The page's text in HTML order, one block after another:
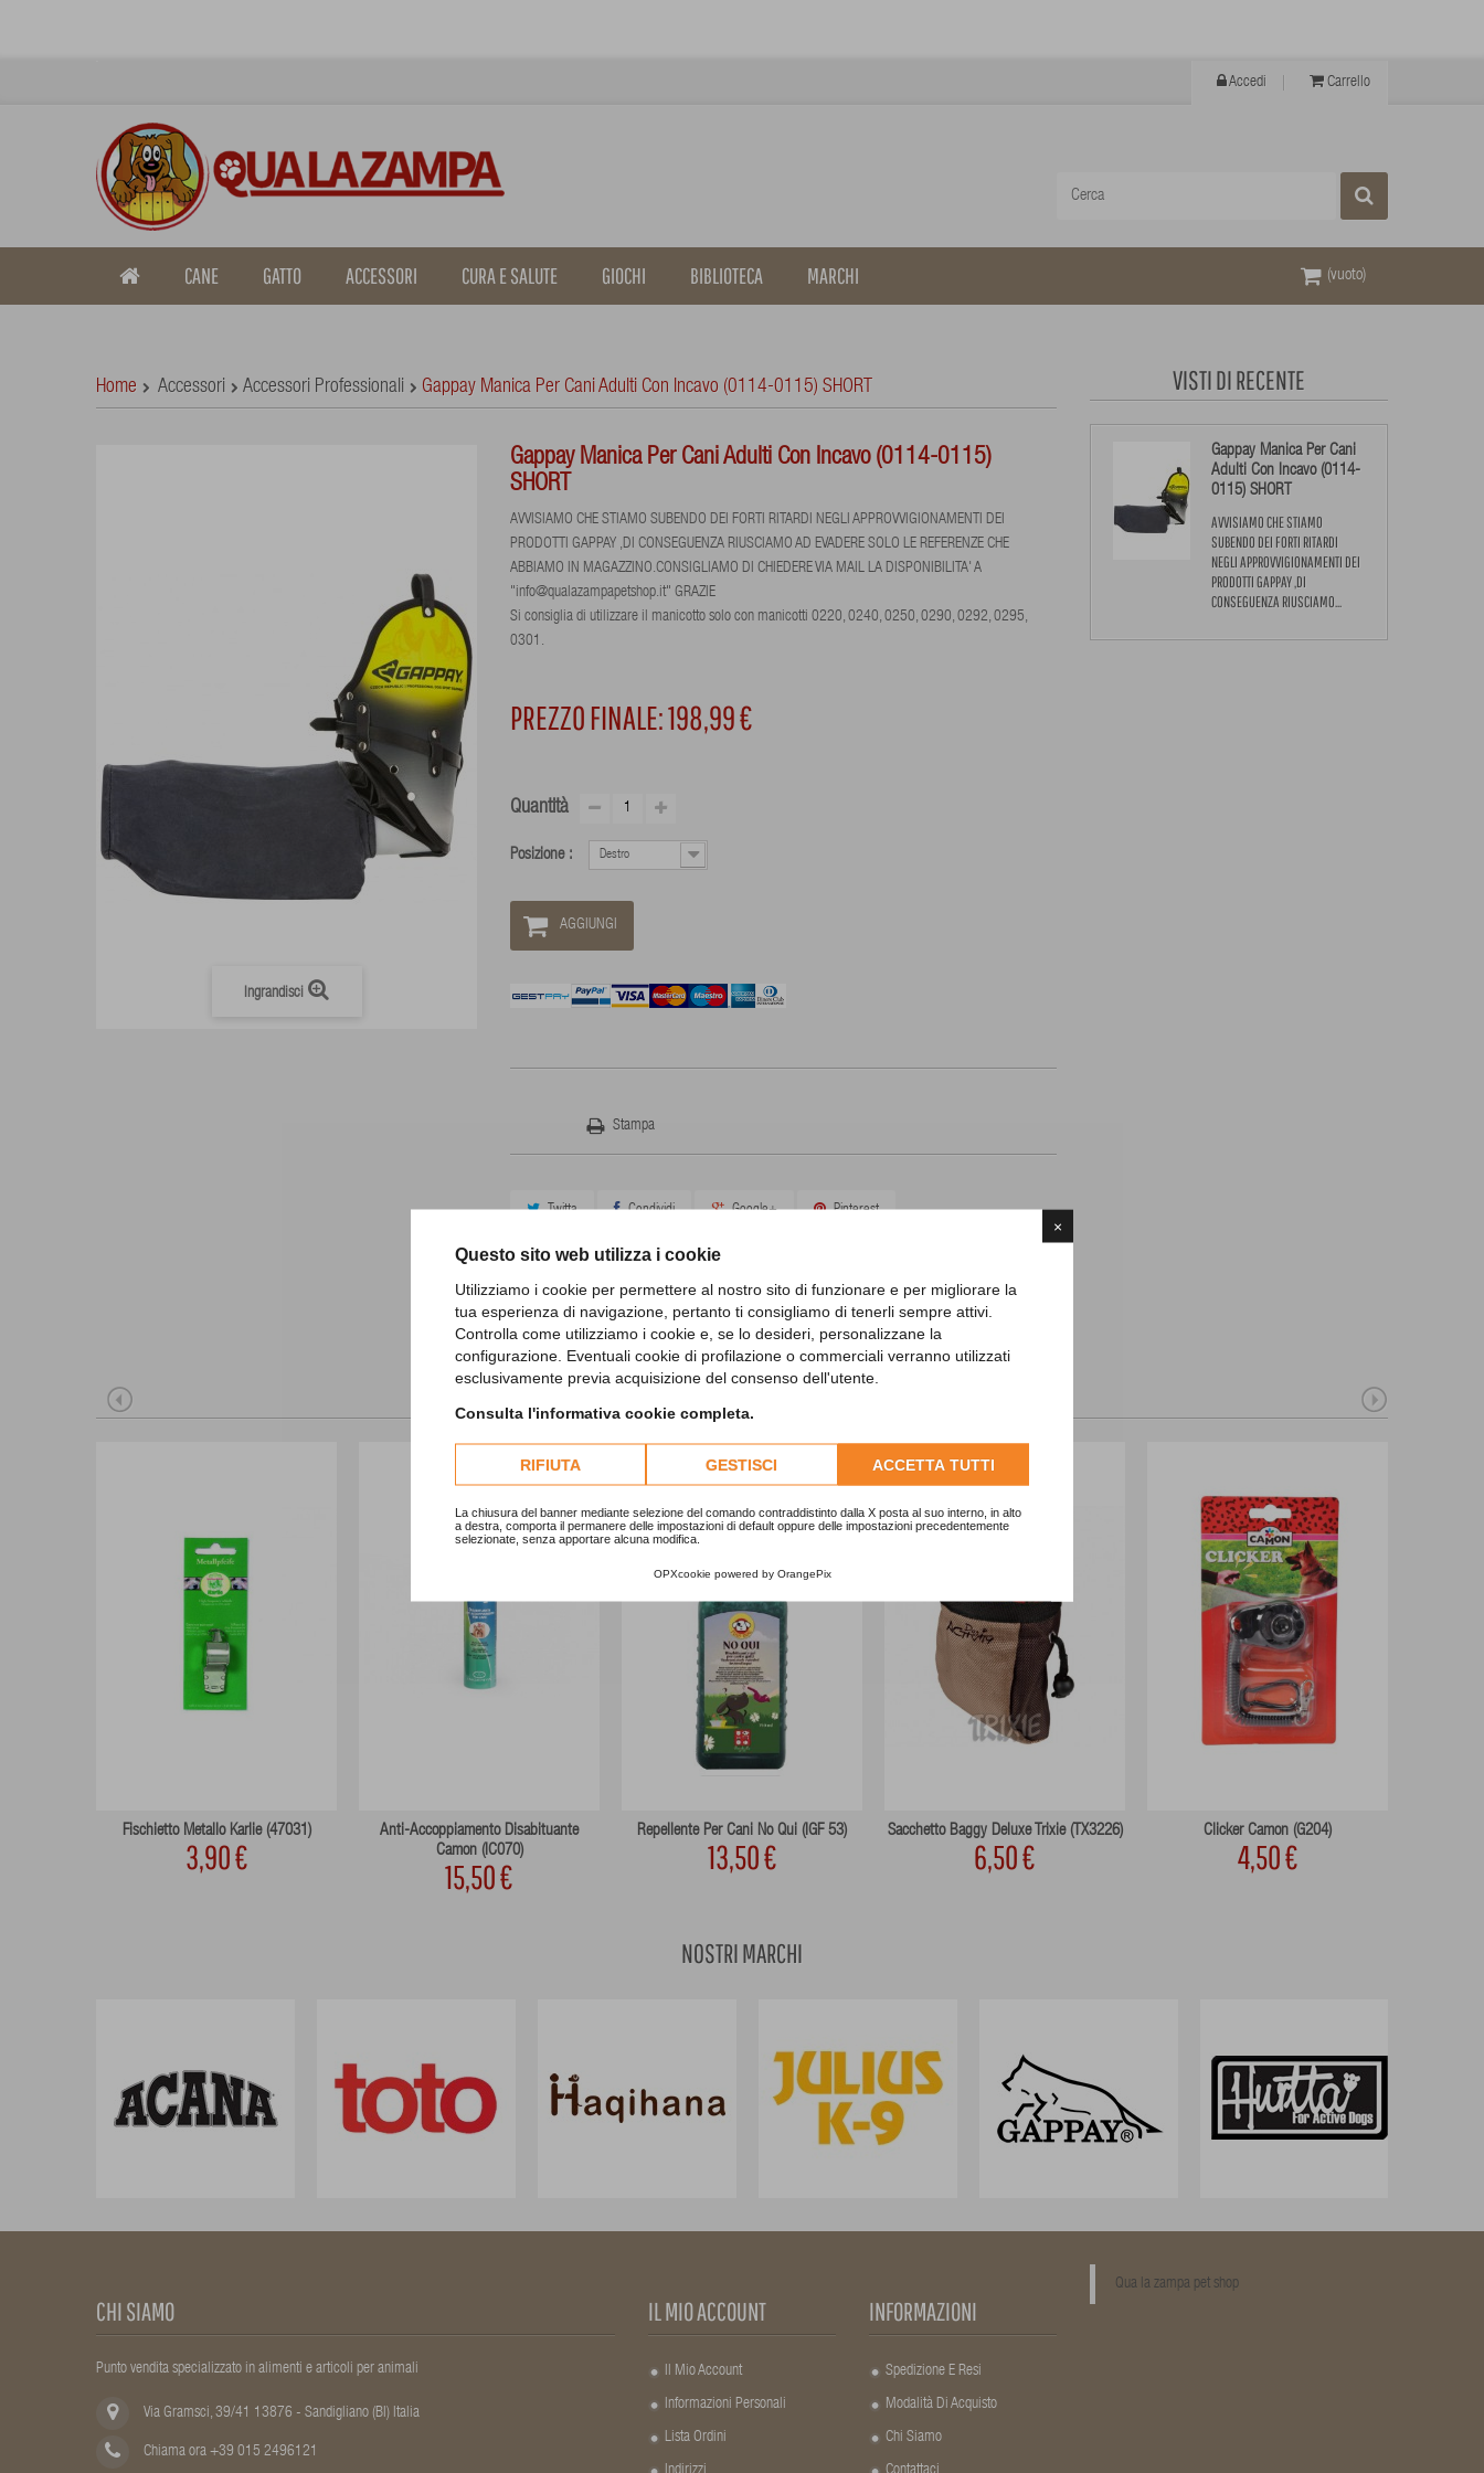
×
Questo sito web utilizza i cookie
Utilizziamo i cookie per permettere al nostro sito di funzionare e per migliorare la
tua esperienza di navigazione, pertanto ti consigliamo di tenerli sempre attivi.
Controlla come utilizziamo i cookie e, se lo desideri, personalizzane la
configurazione. Eventuali cookie di profilazione o commerciali verranno utilizzati
esclusivamente previa acquisizione del consenso dell'utente.
Consulta l'informativa cookie completa.
RIFIUTA GESTISCI ACCETTA TUTTI
La chiusura del banner mediante selezione del comando contraddistinto dalla X posta al suo interno, in alto
a destra, comporta il permanere delle impostazioni di default oppure delle impostazioni precedentemente
selezionate, senza apportare alcuna modifica.
OPXcookie powered by OrangePix
Accedi Carrello
(vuoto)
CANE GATTO ACCESSORI CURA E SALUTE GIOCHI BIBLIOTECA MARCHI
Home Accessori Accessori Professionali Gappay Manica Per Cani Adulti Con Incavo (0114-0115) SHORT
Ingrandisci
Gappay Manica Per Cani Adulti Con Incavo (0114-0115)
SHORT
AVVISIAMO CHE STIAMO SUBENDO DEI FORTI RITARDI NEGLI APPROVVIGIONAMENTI DEI
PRODOTTI GAPPAY ,DI CONSEGUENZA RIUSCIAMO AD EVADERE SOLO LE REFERENZE CHE
ABBIAMO IN MAGAZZINO.CONSIGLIAMO DI CHIEDERE VIA MAIL LA DISPONIBILITA' A
"info@qualazampapetshop.it" GRAZIE
Si consiglia di utilizzare il manicotto solo con manicotti 0220, 0240, 0250, 0290, 0292, 0295,
0301.
PREZZO FINALE:198,99 €
Quantità
Posizione : Destro
AGGIUNGI
Stampa
Twitta Condividi Google+ Pinterest
VISTI DI RECENTE
Gappay Manica Per Cani
Adulti Con Incavo (0114-
0115) SHORT
AVVISIAMO CHE STIAMO
SUBENDO DEI FORTI RITARDI
NEGLI APPROVVIGIONAMENTI DEI
PRODOTTI GAPPAY ,DI
CONSEGUENZA RIUSCIAMO...
30 ALTRI PRODOTTI IN QUESTA CATEGORIA
Fischietto Metallo Karlie (47031)
3,90 €
Anti-Accoppiamento Disabituante
Camon (IC070)
15,50 €
Repellente Per Cani No Qui (IGF 53)
13,50 €
Sacchetto Baggy Deluxe Trixie (TX3226)
6,50 €
Clicker Camon (G204)
4,50 €
NOSTRI MARCHI
CHI SIAMO
Punto vendita specializzato in alimenti e articoli per animali
Via Gramsci, 39/41 13876 - Sandigliano (BI) Italia
Chiama ora +39 015 2496121
IL MIO ACCOUNT
Il Mio Account
Informazioni Personali
Lista Ordini
INFORMAZIONI
Spedizione E Resi
Modalità Di Acquisto
Chi Siamo
Qua la zampa pet shop